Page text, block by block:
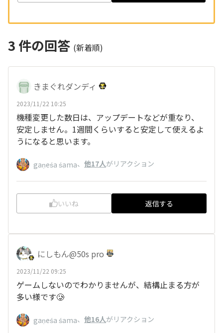
3 件の回答 (新着順)
きまぐれダンディ
2023/11/22 10:25
機種変更した数日は、アップデートなどが重なり、
安定しません。1週間くらいすると安定して使えるよ
うになると思います。
gaṇeśa śama、 他17人がリアクション
いいね 返信する
にしもん@50s pro
2023/11/22 09:25
ゲームしないのでわかりませんが、結構止まる方が
多い様です🥲
gaṇeśa śama、 他16人がリアクション